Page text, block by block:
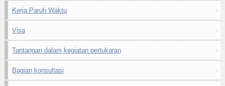
Kerja Paruh Waktu
Visa
Tantangan dalam kegiatan pertukaran
Bagian konsultasi